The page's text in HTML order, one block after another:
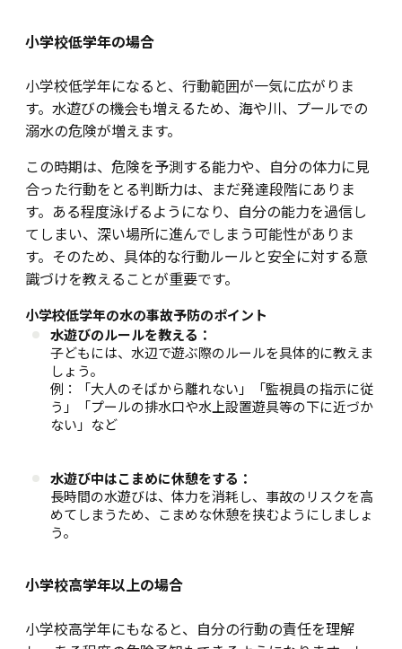
小学校低学年の場合
小学校低学年になると、行動範囲が一気に広がりま
す。水遊びの機会も増えるため、海や川、プールでの
溺水の危険が増えます。
この時期は、危険を予測する能力や、自分の体力に見
合った行動をとる判断力は、まだ発達段階にありま
す。ある程度泳げるようになり、自分の能力を過信し
てしまい、深い場所に進んでしまう可能性がありま
す。そのため、具体的な行動ルールと安全に対する意
識づけを教えることが重要です。
小学校低学年の水の事故予防のポイント
水遊びのルールを教える：
子どもには、水辺で遊ぶ際のルールを具体的に教えま
しょう。
例：「大人のそばから離れない」「監視員の指示に従
う」「プールの排水口や水上設置遊具等の下に近づか
ない」など
水遊び中はこまめに休憩をする：
長時間の水遊びは、体力を消耗し、事故のリスクを高
めてしまうため、こまめな休憩を挟むようにしましょ
う。
小学校高学年以上の場合
小学校高学年にもなると、自分の行動の責任を理解